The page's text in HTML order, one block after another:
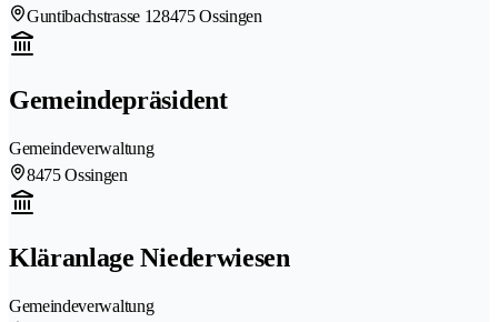
Guntibachstrasse 128475 Ossingen
Gemeindepräsident
Gemeindeverwaltung
8475 Ossingen
Kläranlage Niederwiesen
Gemeindeverwaltung